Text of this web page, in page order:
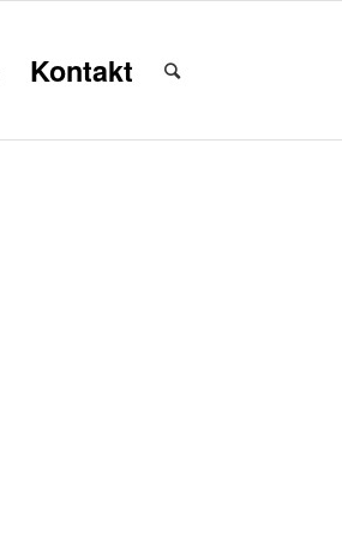
Kontakt